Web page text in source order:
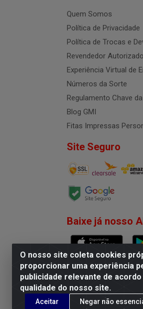
O nosso site coleta cookies
proporcionar uma experiência
publicidade relevante de
qualidade do nosso site.
Aceitar Negar não
Quem Somos
Política de Privacidade
Política de Trocas e
Revendedor
Experiência Virtual de
Números da Sorte
Regulamento Chave
Blog GMI
Fitas Impressas
Site Seguro
Baixe já nosso